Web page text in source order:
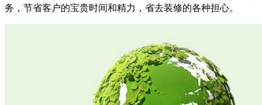
务，节省客户的宝贵时间和精力，省去装修的各种担心。